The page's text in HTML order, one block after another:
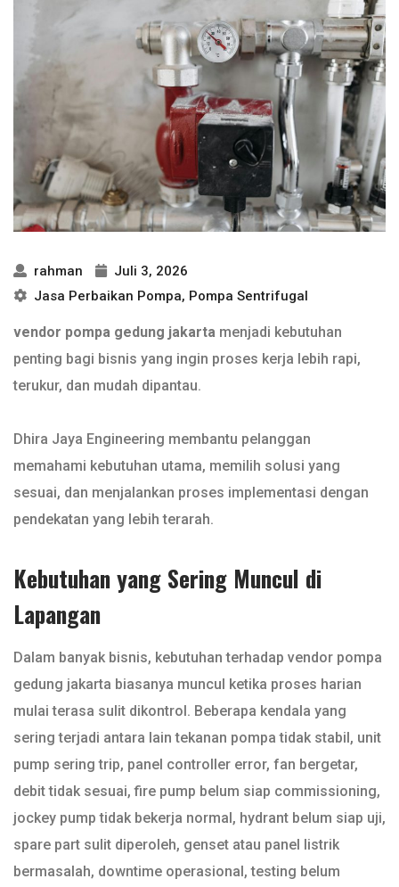
rahman
Juli 3, 2026
Jasa Perbaikan Pompa, Pompa Sentrifugal
vendor pompa gedung jakarta menjadi kebutuhan
penting bagi bisnis yang ingin proses kerja lebih rapi,
terukur, dan mudah dipantau.
Dhira Jaya Engineering membantu pelanggan
memahami kebutuhan utama, memilih solusi yang
sesuai, dan menjalankan proses implementasi dengan
pendekatan yang lebih terarah.
Kebutuhan yang Sering Muncul di
Lapangan
Dalam banyak bisnis, kebutuhan terhadap vendor pompa
gedung jakarta biasanya muncul ketika proses harian
mulai terasa sulit dikontrol. Beberapa kendala yang
sering terjadi antara lain tekanan pompa tidak stabil, unit
pump sering trip, panel controller error, fan bergetar,
debit tidak sesuai, fire pump belum siap commissioning,
jockey pump tidak bekerja normal, hydrant belum siap uji,
spare part sulit diperoleh, genset atau panel listrik
bermasalah, downtime operasional, testing belum